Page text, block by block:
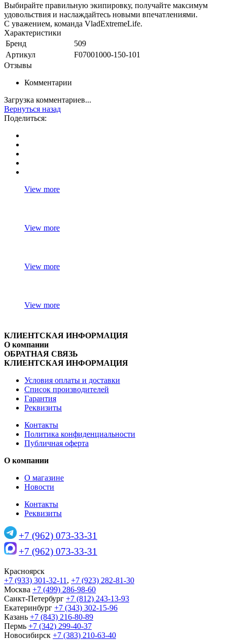
Выбирайте правильную экипировку, получайте максимум
удовольствия и наслаждайтесь новыми впечатлениями.
С уважением, команда VladExtremeLife.
Характеристики
Бренд
509
Артикул
F07001000-150-101
Отзывы
Комментарии
Загрузка комментариев...
Вернуться назад
Поделиться:
View more
View more
View more
View more
КЛИЕНТСКАЯ ИНФОРМАЦИЯ
О компании
ОБРАТНАЯ СВЯЗЬ
КЛИЕНТСКАЯ ИНФОРМАЦИЯ
Условия оплаты и доставки
Список производителей
Гарантия
Реквизиты
Контакты
Политика конфиденциальности
Публичная оферта
О компании
О магазине
Новости
Контакты
Реквизиты
+7 (962) 073-33-31
+7 (962) 073-33-31
Красноярск
+7 (933) 301-32-11 , +7 (923) 282-81-30
Москва +7 (499) 286-98-60
Санкт-Петербург +7 (812) 243-13-93
Екатеринбург +7 (343) 302-15-96
Казань +7 (843) 216-80-89
Пермь +7 (342) 299-40-37
Новосибирск +7 (383) 210-63-40